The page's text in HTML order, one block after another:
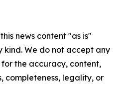
news content "as is"
We do not accept any
the accuracy, content,
completeness, legality, or